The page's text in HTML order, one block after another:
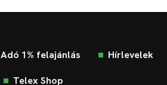
Adó 1% felajánlás Hírlevelek
Telex Shop